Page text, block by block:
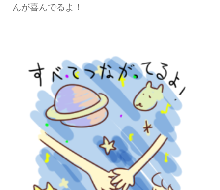
んが喜んでるよ！